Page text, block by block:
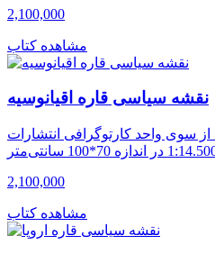
2,100,000
مشاهده کتاب
نقشه سیاسی قاره اقیانوسیه
سوی واحد کارتوگرافی انتشارات
2,100,000
مشاهده کتاب